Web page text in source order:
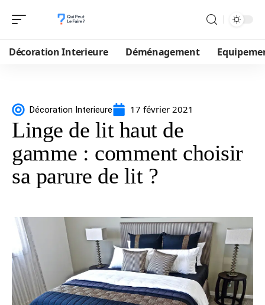
Décoration Interieure Déménagement
Décoration Interieure 17 février 2021
Linge de lit haut de
gamme : comment choisir
sa parure de lit ?